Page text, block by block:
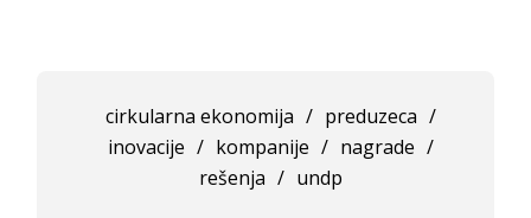
cirkularna ekonomija / preduzeca /
inovacije / kompanije / nagrade /
rešenja / undp